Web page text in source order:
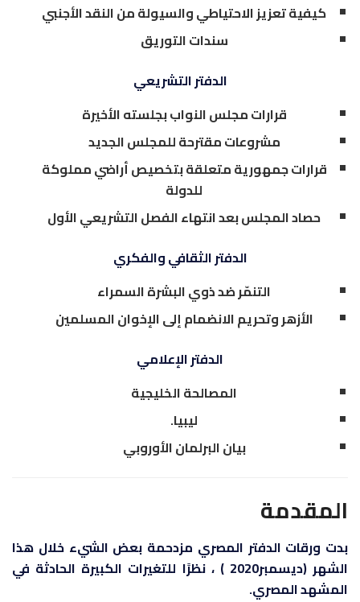
كيفية تعزيز الاحتياطي والسيولة من النقد الأجنبي
سندات التوريق
الدفتر التشريعي
قرارات مجلس النواب بجلسته الأخيرة
مشروعات مقترحة للمجلس الجديد
قرارات جمهورية متعلقة بتخصيص أراضي مملوكة
للدولة
حصاد المجلس بعد انتهاء الفصل التشريعي الأول
الدفتر الثقافي والفكري
التنمّر ضد ذوي البشرة السمراء
الأزهر وتحريم الانضمام إلى الإخوان المسلمين
الدفتر الإعلامي
المصالحة الخليجية
ليبيا.
بيان البرلمان الأوروبي
المقدمة
بدت ورقات الدفتر المصري مزدحمة بعض الشيء خلال هذا
الشهر (ديسمبر2020 ) ، نظرًا للتغيرات الكبيرة الحادثة في
المشهد المصري.